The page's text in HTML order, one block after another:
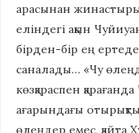
арасынан
еліндегі ақын
бірден-бір ең
саналады… «Чу
көзқараспен
ағарындағы отырықты
өлеңдер емес, қайта